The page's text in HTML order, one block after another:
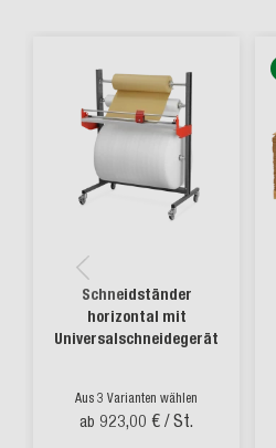
Schneidständer
horizontal mit
Universalschneidegerät
Aus 3 Varianten wählen
ab 923,00 € / St.